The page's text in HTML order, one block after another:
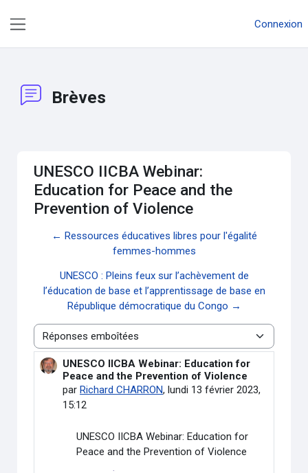
Connexion
Brèves
UNESCO IICBA Webinar:
Education for Peace and the
Prevention of Violence
← Ressources éducatives libres pour l'égalité
femmes-hommes
UNESCO : Pleins feux sur l’achèvement de
l’éducation de base et l’apprentissage de base en
République démocratique du Congo →
Type d’affichage
UNESCO IICBA Webinar: Education for
Peace and the Prevention of Violence
parRichard CHARRON,lundi 13 février 2023,
15:12
Nombre de réponses : 0
UNESCO IICBA Webinar: Education for
Peace and the Prevention of Violence